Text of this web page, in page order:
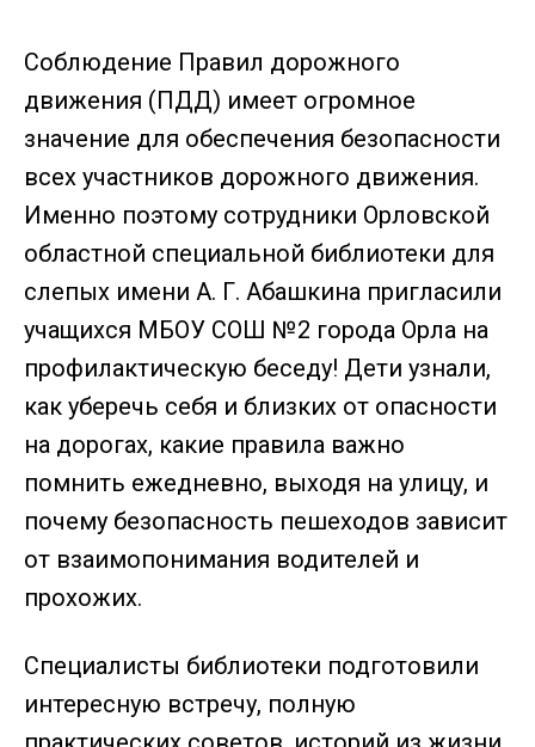
Соблюдение Правил дорожного
движения (ПДД) имеет огромное
значение для обеспечения безопасности
всех участников дорожного движения.
Именно поэтому сотрудники Орловской
областной специальной библиотеки для
слепых имени А. Г. Абашкина пригласили
учащихся МБОУ СОШ №2 города Орла на
профилактическую беседу! Дети узнали,
как уберечь себя и близких от опасности
на дорогах, какие правила важно
помнить ежедневно, выходя на улицу, и
почему безопасность пешеходов зависит
от взаимопонимания водителей и
прохожих.
Специалисты библиотеки подготовили
интересную встречу, полную